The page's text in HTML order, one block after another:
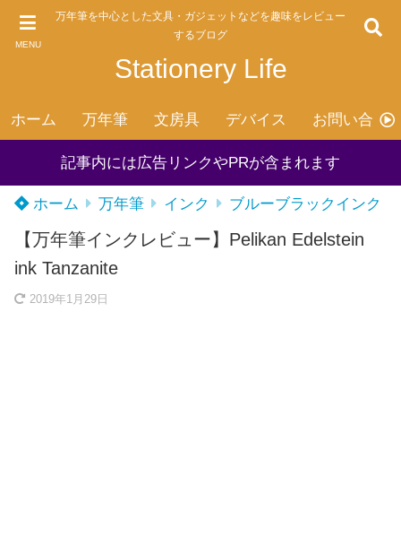
MENU
万年筆を中心とした文具・ガジェットなどを趣味をレビュー
するブログ
Stationery Life
ホーム 万年筆 文房具 デバイス お問い合わ
記事内には広告リンクやPRが含まれます
ホーム 万年筆 インク ブルーブラックインク
【万年筆インクレビュー】Pelikan Edelstein
ink Tanzanite
2019年1月29日